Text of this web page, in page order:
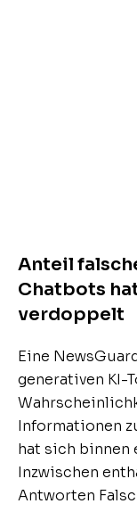
Anteil
Chatbots
verdoppelt
Eine
generativen KI-
Informationen
hat sich binnen
Inzwischen
Antworten